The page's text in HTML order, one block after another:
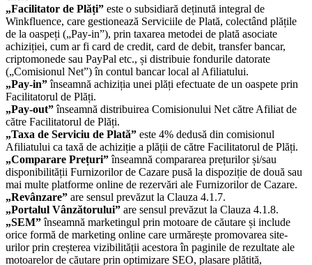
„Facilitator de Plăți” este o subsidiară deținută integral de
Winkfluence, care gestionează Serviciile de Plată, colectând plățile
de la oaspeți („Pay-in”), prin taxarea metodei de plată asociate
achiziției, cum ar fi card de credit, card de debit, transfer bancar,
criptomonede sau PayPal etc., și distribuie fondurile datorate
(„Comisionul Net”) în contul bancar local al Afiliatului.
„Pay-in”înseamnă achiziția unei plăți efectuate de un oaspete prin
Facilitatorul de Plăți.
„Pay-out”înseamnă distribuirea Comisionului Net către Afiliat de
către Facilitatorul de Plăți.
„Taxa de Serviciu de Plată” este 4% dedusă din comisionul
Afiliatului ca taxă de achiziție a plății de către Facilitatorul de Plăți.
„Comparare Prețuri”înseamnă compararea prețurilor și/sau
disponibilității Furnizorilor de Cazare pusă la dispoziție de două sau
mai multe platforme online de rezervări ale Furnizorilor de Cazare.
„Revânzare” are sensul prevăzut la Clauza 4.1.7.
„Portalul Vânzătorului” are sensul prevăzut la Clauza 4.1.8.
„SEM”înseamnă marketingul prin motoare de căutare și include
orice formă de marketing online care urmărește promovarea site-
urilor prin creșterea vizibilității acestora în paginile de rezultate ale
motoarelor de căutare prin optimizare SEO, plasare plătită,